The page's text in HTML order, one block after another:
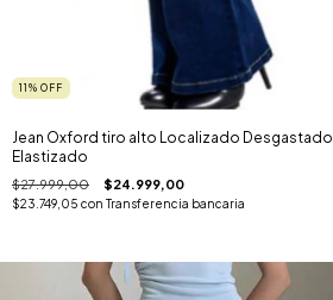
11 % OFF
Jean Oxford tiro alto Localizado Desgastado
Elastizado
$27.999,00 $24.999,00
$23.749,05 con Transferencia bancaria